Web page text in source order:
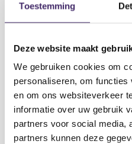
Toestemming
Deze website maakt
We gebruiken cookies om
personaliseren, om
en om ons websiteverkeer
informatie over uw gebruik
partners voor social media,
partners kunnen deze
Welkom bij onze collectie
prestaties samenkomen om
brengen. Of je nu geniet van
ontspannen middag in de
organiseert bij het